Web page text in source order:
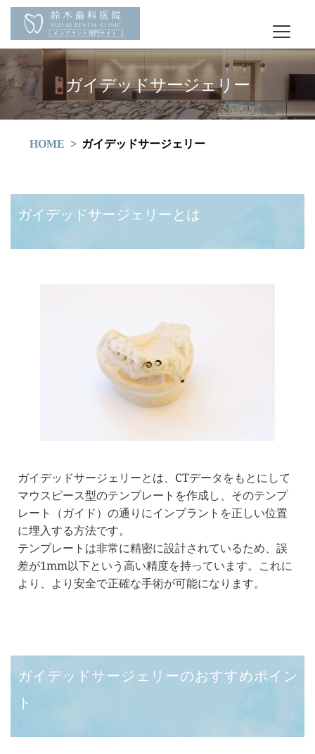
ガイデッドサージェリー
HOME ガイデッドサージェリー
ガイデッドサージェリーとは
ガイデッドサージェリーとは、CTデータをもとにして
マウスピース型のテンプレートを作成し、そのテンプ
レート（ガイド）の通りにインプラントを正しい位置
に埋入する方法です。
テンプレートは非常に精密に設計されているため、誤
差が1mm以下という高い精度を持っています。これに
より、より安全で正確な手術が可能になります。
ガイデッドサージェリーのおすすめポイン
ト